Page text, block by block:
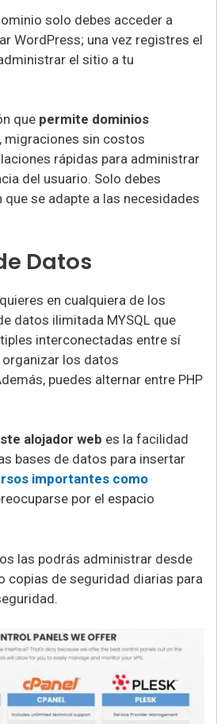
solo debes acceder a
WordPress; una vez registres el
el sitio a tu
que permite dominios
, migraciones sin costos
rápidas para administrar
del usuario. Solo debes
se adapte a las necesidades
Datos
en cualquiera de los
datos ilimitada MYSQL que
interconectadas entre sí
organizar los datos
puedes alternar entre PHP
alojador web es la facilidad
bases de datos para insertar
importantes como
por el espacio
las podrás administrar desde
copias de seguridad diarias para